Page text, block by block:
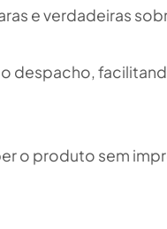
e verdadeiras
despacho,
o produto sem